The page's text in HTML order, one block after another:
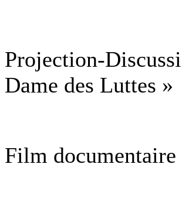
Projection-
Dame des Luttes »
Film